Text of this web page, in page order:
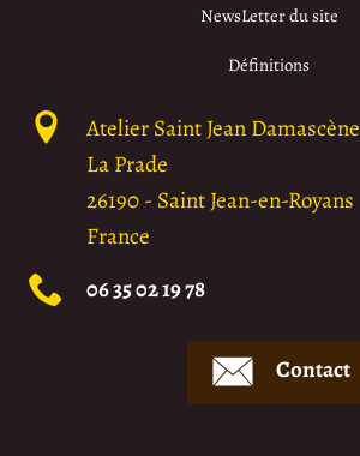
NewsLetter du site
Définitions
Atelier Saint Jean Damascène
La Prade
26190- Saint Jean-en-Royans
France
06 35 02 19 78
Contact